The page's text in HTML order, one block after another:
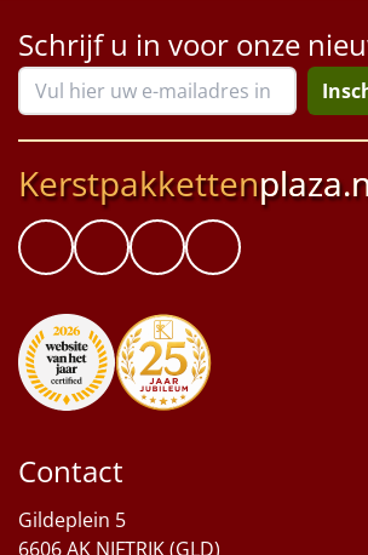
Schrijf u in voor onze
Kerstpakketten
Contact
Gildeplein 5
6606 AK NIFTRIK (GLD)